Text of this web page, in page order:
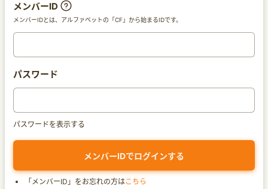
メンバーID
メンバーIDとは、アルファベットの「CF」から始まるIDです。
パスワード
パスワードを表示する
「メンバーID」をお忘れの方はこちら